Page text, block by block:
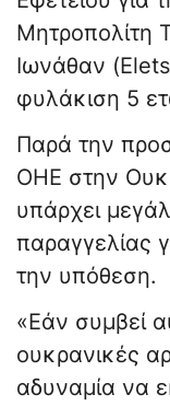
Μητροπολίτη
Ιωνάθαν
φυλάκιση 5
Παρά την
ΟΗΕ στην
υπάρχει
παραγγελίας
την υπόθεση.
«Εάν συμβεί
ουκρανικές
αδυναμία να